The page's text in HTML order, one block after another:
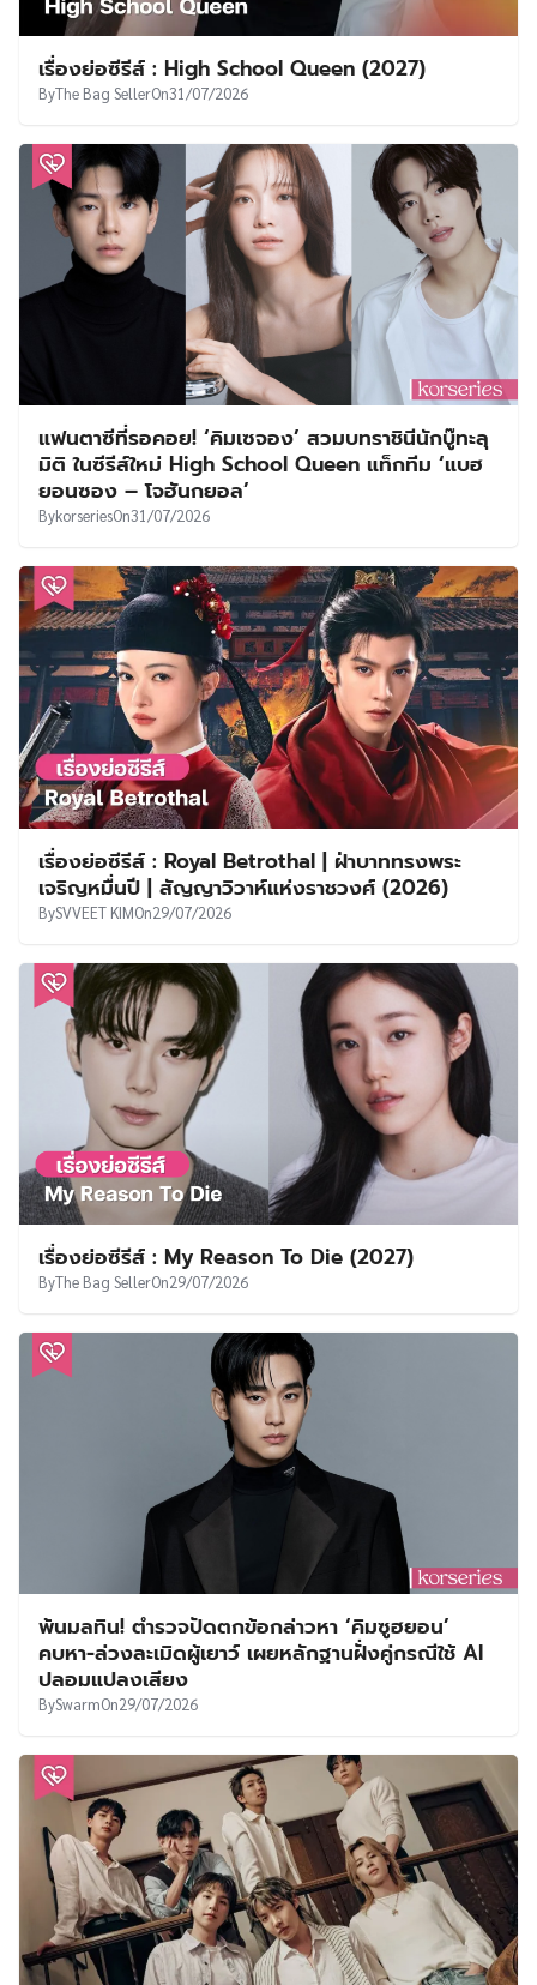
เรื่องย่อซีรีส์ : High School Queen (2027)
ByThe Bag SellerOn31/07/2026
แฟนตาซีที่รอคอย! ‘คิมเซจอง’ สวมบทราชินีนักบู๊ทะลุ
มิติ ในซีรีส์ใหม่ High School Queen แท็กทีม ‘แบฮ
ยอนซอง – โจฮันกยอล’
BykorseriesOn31/07/2026
เรื่องย่อซีรีส์ : Royal Betrothal | ฝ่าบาททรงพระ
เจริญหมื่นปี | สัญญาวิวาห์แห่งราชวงศ์ (2026)
BySVVEET KIMOn29/07/2026
เรื่องย่อซีรีส์ : My Reason To Die (2027)
ByThe Bag SellerOn29/07/2026
พ้นมลทิน! ตำรวจปัดตกข้อกล่าวหา ‘คิมซูฮยอน’
คบหา-ล่วงละเมิดผู้เยาว์ เผยหลักฐานฝั่งคู่กรณีใช้ AI
ปลอมแปลงเสียง
BySwarmOn29/07/2026